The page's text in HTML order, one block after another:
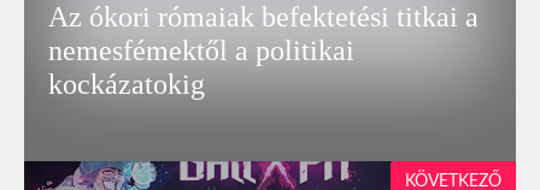
Az ókori rómaiak befektetési titkai a
nemesfémektől a politikai
kockázatokig
KÖVETKEZŐ